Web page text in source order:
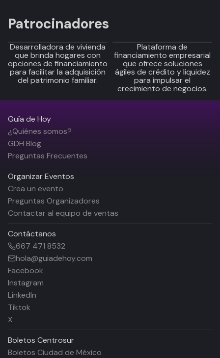
Patrocinadores
Desarrolladora de vivienda
que brinda hogares con
opciones de financiamiento
para facilitar la adquisición
del patrimonio familiar.
Plataforma de
financiamiento empresarial
que ofrece soluciones
ágiles de crédito y liquidez
para impulsar el
crecimiento de negocios.
Guía de Hoy
¿Quiénes somos?
GDH Blog
Preguntas Frecuentes
Organizar Eventos
Crea un evento
Preguntas Organizadores
Contactar al equipo de ventas
Contáctanos
667 471 8532
hola@guiadehoy.com
Facebook
Instagram
LinkedIn
Tiktok
X
Boletos Centrosur
Boletos Ciudad de México